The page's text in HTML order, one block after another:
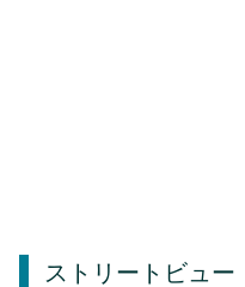
ストリートビュー